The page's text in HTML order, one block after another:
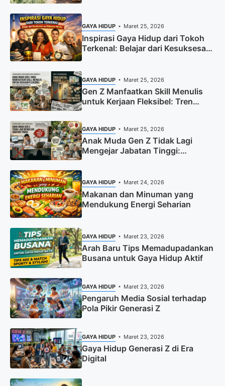
Momen
GAYA HIDUP Maret 25, 2026
Inspirasi Gaya Hidup dari Tokoh
Terkenal: Belajar dari Kesuksesan
dan Kebiasaan Mereka
GAYA HIDUP Maret 25, 2026
Gen Z Manfaatkan Skill Menulis
untuk Kerjaan Fleksibel: Tren
Karier Digital Semakin Diminati
GAYA HIDUP Maret 25, 2026
Anak Muda Gen Z Tidak Lagi
Mengejar Jabatan Tinggi:
Prioritaskan Work-Life Balance
dan Stabilitas Finansial
GAYA HIDUP Maret 24, 2026
Makanan dan Minuman yang
Mendukung Energi Seharian
GAYA HIDUP Maret 23, 2026
Arah Baru Tips Memadupadankan
Busana untuk Gaya Hidup Aktif
GAYA HIDUP Maret 23, 2026
Pengaruh Media Sosial terhadap
Pola Pikir Generasi Z
GAYA HIDUP Maret 23, 2026
Gaya Hidup Generasi Z di Era
Digital